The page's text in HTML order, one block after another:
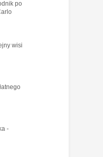
po
wisi
-